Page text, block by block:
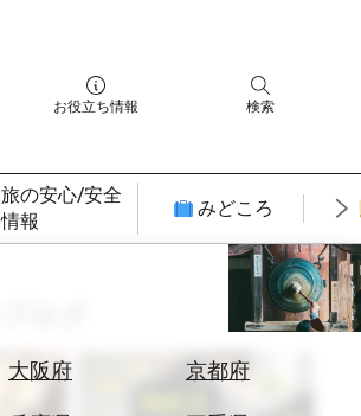
お役立ち情報 検索
旅の安心/安全
情報
みどころ
大阪府
京都府